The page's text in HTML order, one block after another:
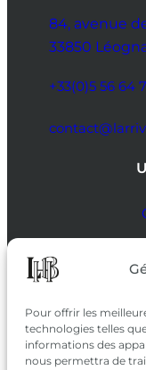
Pour offrir les
technologies telles
informations des
nous permettra de
84, avenue
33850
+33(0)5 56 64
SUIVEZ-NOUS
SUR LES